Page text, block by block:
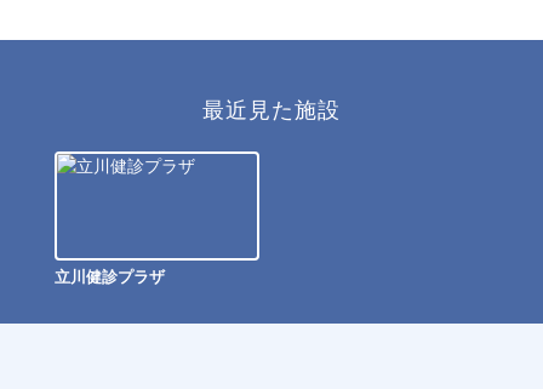
最近見た施設
立川健診プラザ